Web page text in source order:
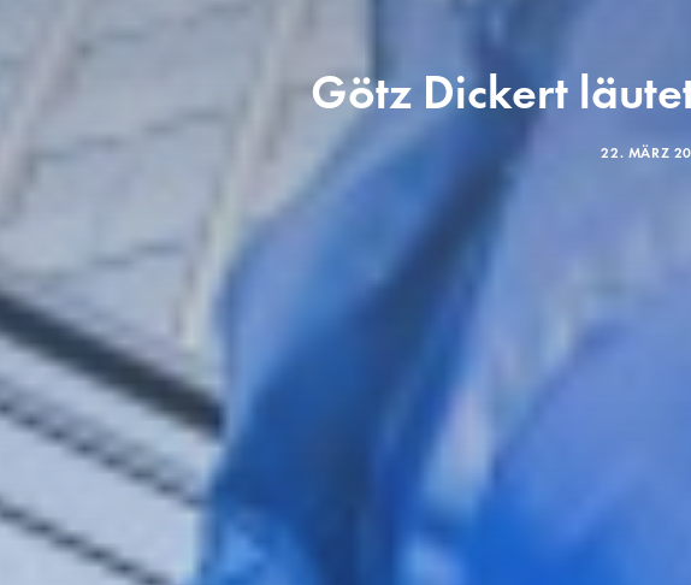
Götz Dickert
22. MÄRZ